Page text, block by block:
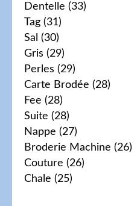
Dentelle (33)
Tag (31)
Sal (30)
Gris (29)
Perles (29)
Carte Brodée (28)
Fee (28)
Suite (28)
Nappe (27)
Broderie Machine (26)
Couture (26)
Chale (25)